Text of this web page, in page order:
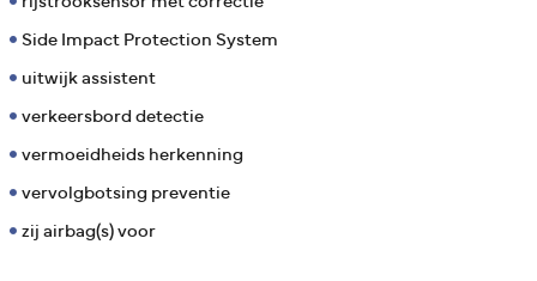
Side Impact Protection System
uitwijk assistent
verkeersbord detectie
vermoeidheids herkenning
vervolgbotsing preventie
zij airbag(s) voor